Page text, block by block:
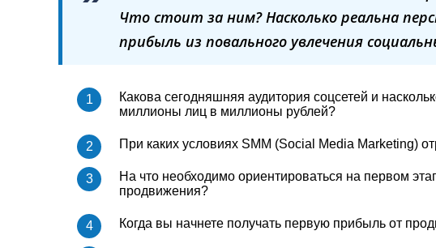
Что стоит за ним? Насколько реальна
прибыль из повального увлечения
Какова сегодняшняя аудитория соцсетей и
миллионы лиц в миллионы рублей?
При каких условиях SMM (Social Media Marketing)
На что необходимо ориентироваться на первом
продвижения?
Когда вы начнете получать первую прибыль от